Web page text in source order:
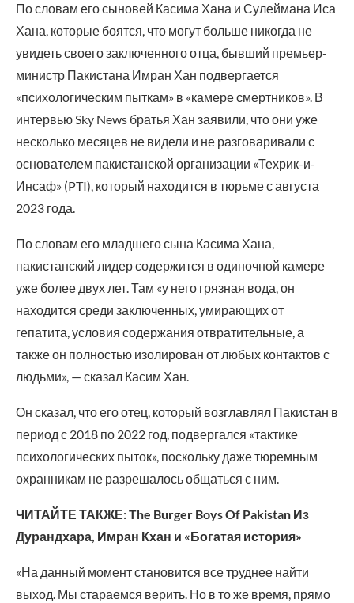
По словам его сыновей Касима Хана и Сулеймана Иса
Хана, которые боятся, что могут больше никогда не
увидеть своего заключенного отца, бывший премьер-
министр Пакистана Имран Хан подвергается
«психологическим пыткам» в «камере смертников». В
интервью Sky News братья Хан заявили, что они уже
несколько месяцев не видели и не разговаривали с
основателем пакистанской организации «Техрик-и-
Инсаф» (PTI), который находится в тюрьме с августа
2023 года.
По словам его младшего сына Касима Хана,
пакистанский лидер содержится в одиночной камере
уже более двух лет. Там «у него грязная вода, он
находится среди заключенных, умирающих от
гепатита, условия содержания отвратительные, а
также он полностью изолирован от любых контактов с
людьми», — сказал Касим Хан.
Он сказал, что его отец, который возглавлял Пакистан в
период с 2018 по 2022 год, подвергался «тактике
психологических пыток», поскольку даже тюремным
охранникам не разрешалось общаться с ним.
ЧИТАЙТЕ ТАКЖЕ: The Burger Boys Of Pakistan Из
Дурандхара, Имран Кхан и «Богатая история»
«На данный момент становится все труднее найти
выход. Мы стараемся верить. Но в то же время, прямо